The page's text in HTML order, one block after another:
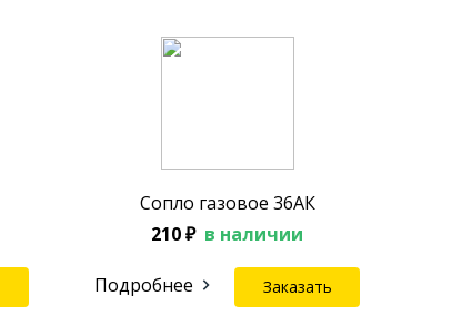
Сопло газовое 36АК
210 ₽ в наличии
Подробнее Заказать